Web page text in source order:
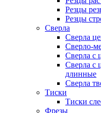
Резцы
Резцы
Сверла
Сверла
Сверло-
Сверла с
Сверла с
длинные
Сверла
Тиски
Тиски
Фрезы